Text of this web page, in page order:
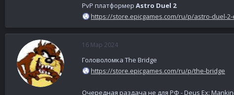
PvP платформер Astro Duel 2
https://store.epicgames.com/ru/p/astro-duel-2-
16 Мар 2024
Головоломка The Bridge
https://store.epicgames.com/ru/p/the-bridge
Очередная раздача не для РФ - Deus Ex: